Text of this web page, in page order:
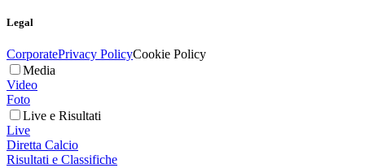
Legal
CorporatePrivacy PolicyCookie Policy
Media
Video
Foto
Live e Risultati
Live
Diretta Calcio
Risultati e Classifiche